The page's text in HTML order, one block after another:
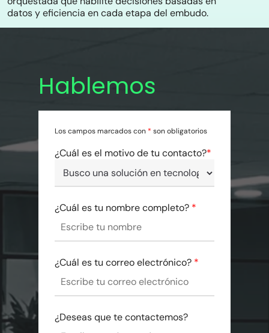
datos y eficiencia en cada etapa del embudo.
Hablemos
Los campos marcados con * son obligatorios
¿Cuál es el motivo de tu contacto?*
¿Cuál es tu nombre completo? *
¿Cuál es tu correo electrónico? *
¿Deseas que te contactemos?